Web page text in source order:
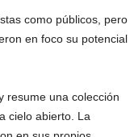
como públicos, pero
en foco su potencial
resume una colección
cielo abierto. La